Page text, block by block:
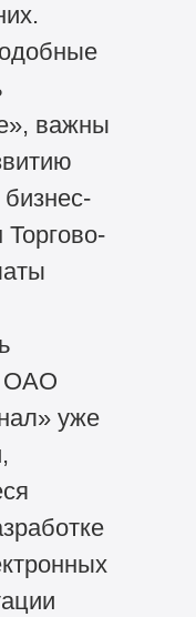
важны
ОАО
уже